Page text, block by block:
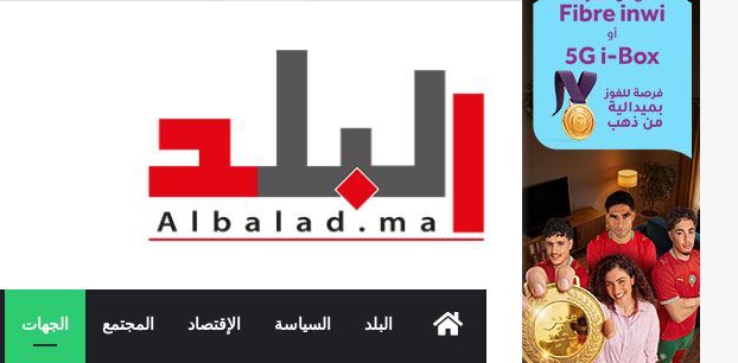
الرئيسيةالبلد السياسة الإقتصاد المجتمع الجهات